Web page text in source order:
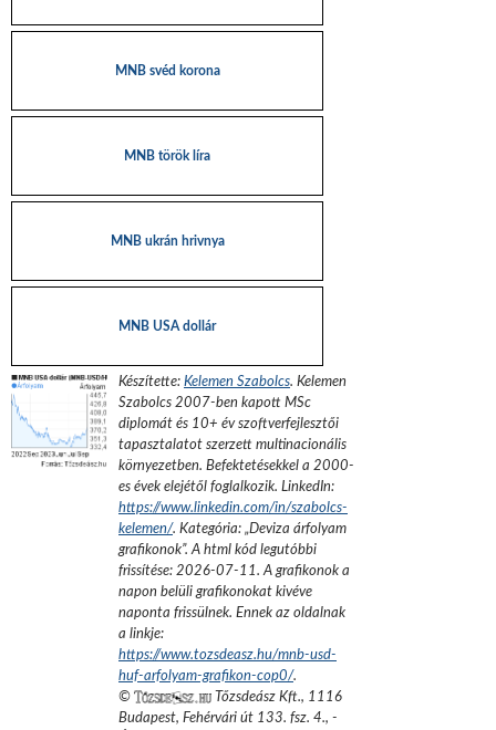
MNB svéd korona
MNB török líra
MNB ukrán hrivnya
MNB USA dollár
Készítette: Kelemen Szabolcs. Kelemen
Szabolcs 2007-ben kapott MSc
diplomát és 10+ év szoftverfejlesztői
tapasztalatot szerzett multinacionális
környezetben. Befektetésekkel a 2000-
es évek elejétől foglalkozik. LinkedIn:
https://www.linkedin.com/in/szabolcs-
kelemen/. Kategória: „Deviza árfolyam
grafikonok”.A html kód legutóbbi
frissítése: 2026-07-11. A grafikonok a
napon belüli grafikonokat kivéve
naponta frissülnek. Ennek az oldalnak
a linkje:
https://www.tozsdeasz.hu/mnb-usd-
huf-arfolyam-grafikon-cop0/.
©
Tőzsdeász Kft., 1116
Budapest, Fehérvári út 133. fsz. 4., -